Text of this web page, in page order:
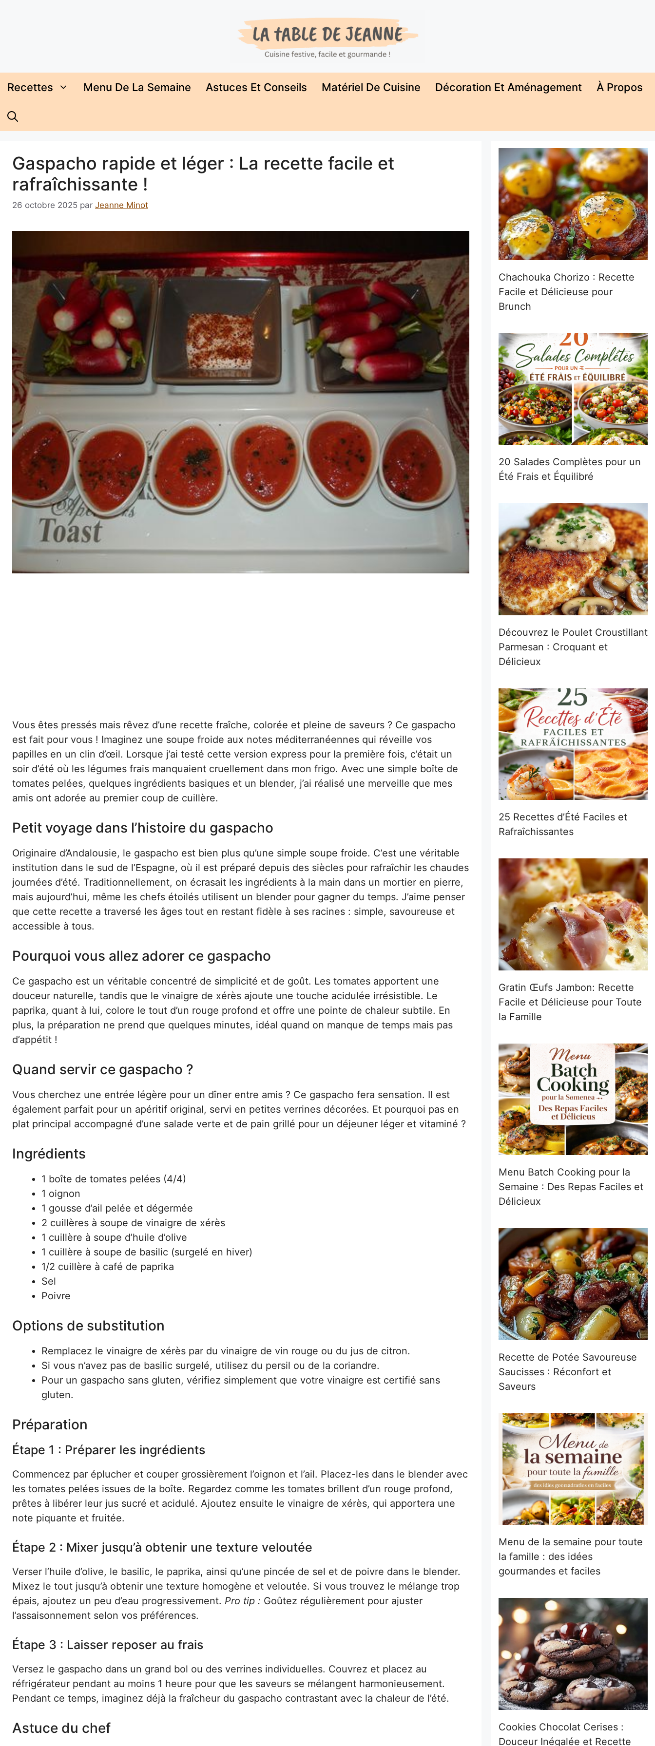
Recettes Menu De La Semaine Astuces Et Conseils Matériel De Cuisine Décoration Et Aménagement À Propos
Gaspacho rapide et léger : La recette facile et
rafraîchissante !
26 octobre 2025 par Jeanne Minot
Vous êtes pressés mais rêvez d’une recette fraîche, colorée et pleine de saveurs ? Ce gaspacho
est fait pour vous ! Imaginez une soupe froide aux notes méditerranéennes qui réveille vos
papilles en un clin d’œil. Lorsque j’ai testé cette version express pour la première fois, c’était un
soir d’été où les légumes frais manquaient cruellement dans mon frigo. Avec une simple boîte de
tomates pelées, quelques ingrédients basiques et un blender, j’ai réalisé une merveille que mes
amis ont adorée au premier coup de cuillère.
Petit voyage dans l’histoire du gaspacho
Originaire d’Andalousie, le gaspacho est bien plus qu’une simple soupe froide. C’est une véritable
institution dans le sud de l’Espagne, où il est préparé depuis des siècles pour rafraîchir les chaudes
journées d’été. Traditionnellement, on écrasait les ingrédients à la main dans un mortier en pierre,
mais aujourd’hui, même les chefs étoilés utilisent un blender pour gagner du temps. J’aime penser
que cette recette a traversé les âges tout en restant fidèle à ses racines : simple, savoureuse et
accessible à tous.
Pourquoi vous allez adorer ce gaspacho
Ce gaspacho est un véritable concentré de simplicité et de goût. Les tomates apportent une
douceur naturelle, tandis que le vinaigre de xérès ajoute une touche acidulée irrésistible. Le
paprika, quant à lui, colore le tout d’un rouge profond et offre une pointe de chaleur subtile. En
plus, la préparation ne prend que quelques minutes, idéal quand on manque de temps mais pas
d’appétit !
Quand servir ce gaspacho ?
Vous cherchez une entrée légère pour un dîner entre amis ? Ce gaspacho fera sensation. Il est
également parfait pour un apéritif original, servi en petites verrines décorées. Et pourquoi pas en
plat principal accompagné d’une salade verte et de pain grillé pour un déjeuner léger et vitaminé ?
Ingrédients
1 boîte de tomates pelées (4/4)
1 oignon
1 gousse d’ail pelée et dégermée
2 cuillères à soupe de vinaigre de xérès
1 cuillère à soupe d’huile d’olive
1 cuillère à soupe de basilic (surgelé en hiver)
1/2 cuillère à café de paprika
Sel
Poivre
Options de substitution
Remplacez le vinaigre de xérès par du vinaigre de vin rouge ou du jus de citron.
Si vous n’avez pas de basilic surgelé, utilisez du persil ou de la coriandre.
Pour un gaspacho sans gluten, vérifiez simplement que votre vinaigre est certifié sans
gluten.
Préparation
Étape 1 : Préparer les ingrédients
Commencez par éplucher et couper grossièrement l’oignon et l’ail. Placez-les dans le blender avec
les tomates pelées issues de la boîte. Regardez comme les tomates brillent d’un rouge profond,
prêtes à libérer leur jus sucré et acidulé. Ajoutez ensuite le vinaigre de xérès, qui apportera une
note piquante et fruitée.
Étape 2 : Mixer jusqu’à obtenir une texture veloutée
Verser l’huile d’olive, le basilic, le paprika, ainsi qu’une pincée de sel et de poivre dans le blender.
Mixez le tout jusqu’à obtenir une texture homogène et veloutée. Si vous trouvez le mélange trop
épais, ajoutez un peu d’eau progressivement. Pro tip : Goûtez régulièrement pour ajuster
l’assaisonnement selon vos préférences.
Étape 3 : Laisser reposer au frais
Versez le gaspacho dans un grand bol ou des verrines individuelles. Couvrez et placez au
réfrigérateur pendant au moins 1 heure pour que les saveurs se mélangent harmonieusement.
Pendant ce temps, imaginez déjà la fraîcheur du gaspacho contrastant avec la chaleur de l’été.
Astuce du chef
Chachouka Chorizo : Recette
Facile et Délicieuse pour
Brunch
20 Salades Complètes pour un
Été Frais et Équilibré
Découvrez le Poulet Croustillant
Parmesan : Croquant et
Délicieux
25 Recettes d’Été Faciles et
Rafraîchissantes
Gratin Œufs Jambon: Recette
Facile et Délicieuse pour Toute
la Famille
Menu Batch Cooking pour la
Semaine : Des Repas Faciles et
Délicieux
Recette de Potée Savoureuse
Saucisses : Réconfort et
Saveurs
Menu de la semaine pour toute
la famille : des idées
gourmandes et faciles
Cookies Chocolat Cerises :
Douceur Inégalée et Recette